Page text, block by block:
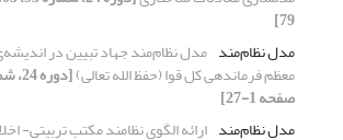
79]
مدل نظام‌مند مدل نظام‌مند جهاد تبیین در
معظم فرماندهی کل قوا (حفظ الله تعالی)
صفحه 1-27]
مدل نظام‌مند ارائه الگوی نظامند مکتب تربیتی-